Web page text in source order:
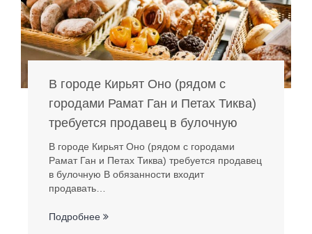
В городе Кирьят Оно (рядом с
городами Рамат Ган и Петах Тиква)
требуется продавец в булочную
В городе Кирьят Оно (рядом с городами
Рамат Ган и Петах Тиква) требуется продавец
в булочную В обязанности входит
продавать…
Подробнее